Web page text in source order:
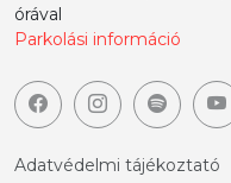
órával
Parkolási információ
Adatvédelmi tájékoztató